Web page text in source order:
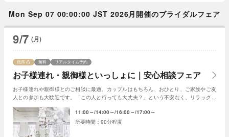
Mon Sep 07 00:00:00 JST 2026月開催のブライダルフェア
9/7 (月)
お子様連れ・親御様といっしょに｜安心相談フェア
残席 無料 リアルタイム予約
お子様連れや親御様とのご相談に最適。カップルはもちろん、おひとり、ご家族やご友
人との参加も大歓迎です。「この人と行っても大丈夫？」という不安なく、リラックス
11:00～ 14:00～ 16:00～ 17:00～
90分程度